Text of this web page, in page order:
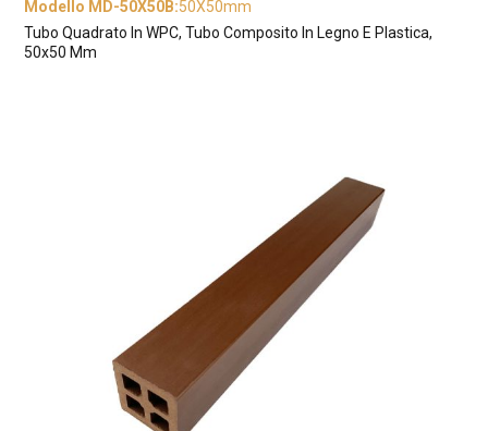
Modello MD-50X50B:50X50mm
Tubo Quadrato In WPC, Tubo Composito In Legno E Plastica,
50x50 Mm